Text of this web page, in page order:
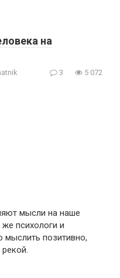
на
3 5 072
мысли на наше
психологи и
мыслить позитивно,